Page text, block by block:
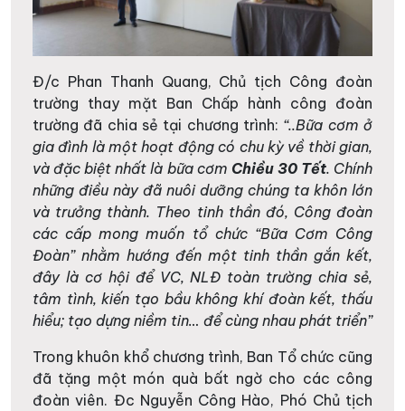
Đ/c Phan Thanh Quang, Chủ tịch Công đoàn
trường thay mặt Ban Chấp hành công đoàn
trường đã chia sẻ tại chương trình: “..Bữa cơm ở
gia đình là một hoạt động có chu kỳ về thời gian,
và đặc biệt nhất là bữa cơm Chiều 30 Tết. Chính
những điều này đã nuôi dưỡng chúng ta khôn lớn
và trưởng thành. Theo tinh thần đó, Công đoàn
các cấp mong muốn tổ chức “Bữa Cơm Công
Đoàn” nhằm hướng đến một tinh thần gắn kết,
đây là cơ hội để VC, NLĐ toàn trường chia sẻ,
tâm tình, kiến tạo bầu không khí đoàn kết, thấu
hiểu; tạo dựng niềm tin… để cùng nhau phát triển”
Trong khuôn khổ chương trình, Ban Tổ chức cũng
đã tặng một món quà bất ngờ cho các công
đoàn viên. Đc Nguyễn Công Hào, Phó Chủ tịch